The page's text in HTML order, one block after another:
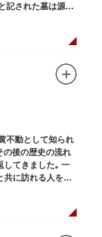
記された墓は源空
不動として知られ
の後の歴史の流れ
してきました｡ 一
共に訪れる人を静